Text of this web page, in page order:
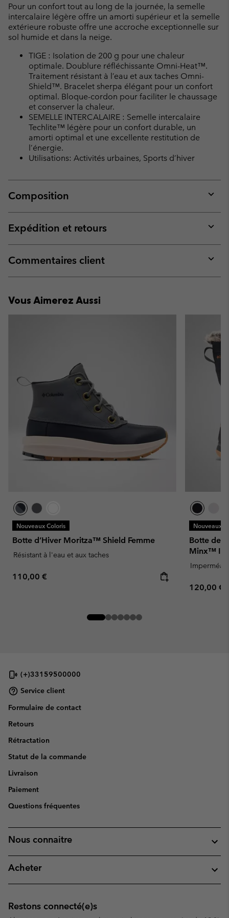
Pour un confort tout au long de la journée, la semelle
intercalaire légère offre un amorti supérieur et la semelle
extérieure robuste offre une accroche exceptionnelle sur
sol humide et dans la neige.
TIGE : Isolation de 200 g pour une chaleur
optimale. Doublure réfléchissante Omni-Heat™.
Traitement résistant à l’eau et aux taches Omni-
Shield™. Bracelet sherpa élégant pour un confort
optimal. Bloque-cordon pour faciliter le chaussage
et conserver la chaleur.
SEMELLE INTERCALAIRE : Semelle intercalaire
Techlite™ légère pour un confort durable, un
amorti optimal et une excellente restitution de
l’énergie.
Utilisations: Activités urbaines, Sports d’hiver
Composition
or
Expédition et retours
or
Commentaires client
or
Vous Aimerez Aussi
Nouveaux Coloris
Botte d’Hiver Moritza™ Shield Femme
Résistant à l'eau et aux taches
Regular price:
110,00 €
Nouveaux
Botte de
Minx™ IV
Regular
120,00 €
(+)33159500000
Service client
Formulaire de contact
Retours
Rétractation
Statut de la commande
Livraison
Paiement
Questions fréquentes
Nous connaitre
Acheter
Restons connecté(e)s